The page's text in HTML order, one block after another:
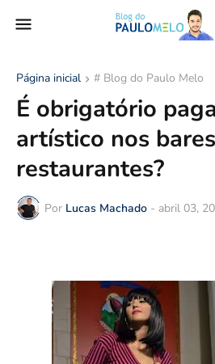
Página inicial # Blog do Paulo Melo
É obrigatório
artístico nos
restaurantes?
Por Lucas Machado - abril 03,